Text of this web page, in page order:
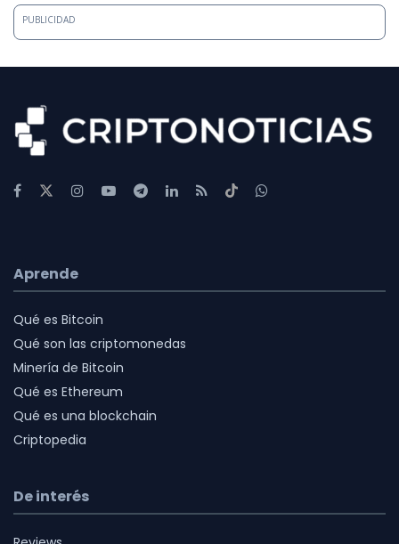
PUBLICIDAD
Aprende
Qué es Bitcoin
Qué son las criptomonedas
Minería de Bitcoin
Qué es Ethereum
Qué es una blockchain
Criptopedia
De interés